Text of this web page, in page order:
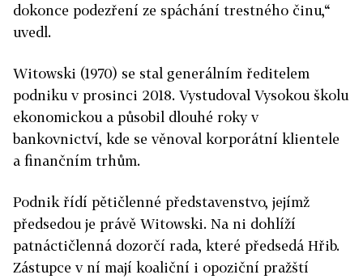
dokonce podezření ze spáchání trestného činu,“
uvedl.
Witowski (1970) se stal generálním ředitelem
podniku v prosinci 2018. Vystudoval Vysokou školu
ekonomickou a působil dlouhé roky v
bankovnictví, kde se věnoval korporátní klientele
a finančním trhům.
Podnik řídí pětičlenné představenstvo, jejímž
předsedou je právě Witowski. Na ni dohlíží
patnáctičlenná dozorčí rada, které předsedá Hřib.
Zástupce v ní mají koaliční i opoziční pražští